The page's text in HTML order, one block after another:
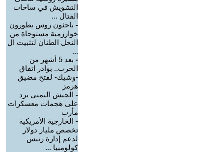
التشويش في ساحات
القتال ...
- باحثون روس يطورون
خوارزمية مستوحاة من
النحل الطنان لتثبيت ال
...
-
بعد 5 أشهر من
الحرب.. بوادر اتفاق
-وشيك- لفتح مضيق
هرمز
- الجيش اليمني يرد
على هجمات معسكرات
مأرب
- الخارجية الأمريكية
تخصص مليار دولار
لدعم إدارة رئيس
كولومبيا ...